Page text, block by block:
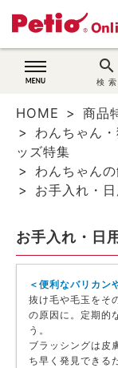
search
検 索
猫用品
うさぎ用
目的別に
SNS
HOME
商品
わんちゃん
ッズ特集
わんちゃん
お手入れ・
お手入れ・日
＜便利なバリカン
抜け毛や毛玉をそ
の原因に。定期的
う。
ブラッシングは皮
ち早く発見できる